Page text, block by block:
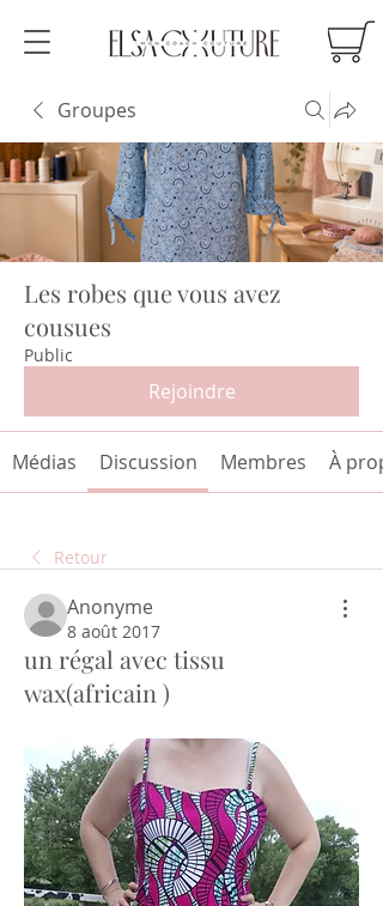
Groupes
Les robes que vous avez
cousues
Public
Rejoindre
Médias Discussion Membres À
Retour
Anonyme
8 août 2017
un régal avec tissu
wax(africain )